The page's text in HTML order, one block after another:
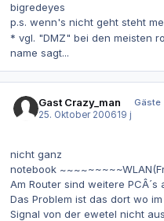
bigredeyes
p.s. wenn's nicht geht steht
* vgl. "DMZ" bei den meisten
name sagt...
Gast Crazy_man
Gäste
25. Oktober 200619 j
nicht ganz
notebook
Am Router sind weitere PCÂ´s
Das Problem ist das dort wo
Signal von der ewetel nicht